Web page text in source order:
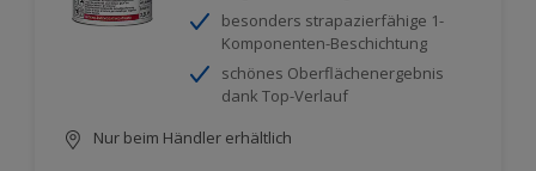
besonders strapazierfähige 1-
Komponenten-Beschichtung
schönes Oberflächenergebnis
dank Top-Verlauf
Nur beim Händler erhältlich